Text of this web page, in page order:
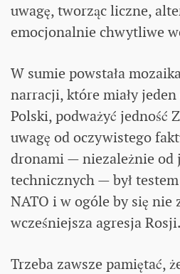
uwagę, tworząc liczne,
emocjonalnie chwytliwe
W sumie powstała
narracji, które miały jeden
Polski, podważyć jedność
uwagę od oczywistego
dronami — niezależnie od
technicznych — był
NATO i w ogóle by się nie
wcześniejsza agresja Rosji.
Trzeba zawsze pamiętać,